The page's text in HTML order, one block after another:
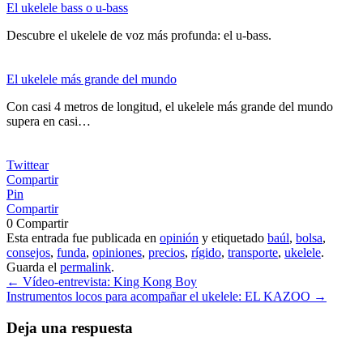
El ukelele bass o u-bass
Descubre el ukelele de voz más profunda: el u-bass.
El ukelele más grande del mundo
Con casi 4 metros de longitud, el ukelele más grande del mundo
supera en casi…
Twittear
Compartir
Pin
Compartir
0 Compartir
Esta entrada fue publicada en opinión y etiquetado baúl, bolsa,
consejos, funda, opiniones, precios, rígido, transporte, ukelele.
Guarda el permalink.
Navegación
de
entradas
← Vídeo-entrevista: King Kong Boy
Instrumentos locos para acompañar el ukelele: EL KAZOO →
Deja una respuesta